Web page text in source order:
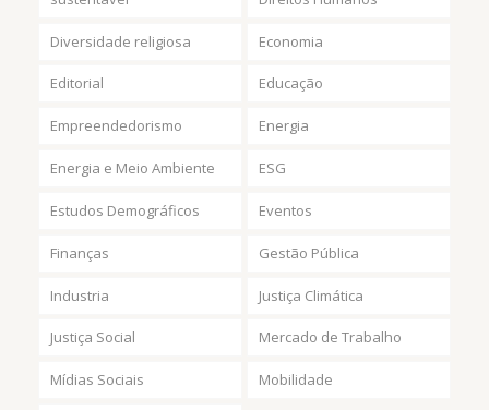
Diversidade religiosa Economia
Editorial Educação
Empreendedorismo Energia
Energia e Meio Ambiente ESG
Estudos Demográficos Eventos
Finanças Gestão Pública
Industria Justiça Climática
Justiça Social Mercado de Trabalho
Mídias Sociais Mobilidade